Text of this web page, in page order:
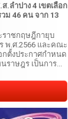
.ลำปาง 4 เขตเลือก
ม 46 คน จาก 13
ชกฤษฎีกายุบ
พ.ศ.2566 และคณะ
กตั้งประกาศกำหนด
ราษฎร เป็นการ...